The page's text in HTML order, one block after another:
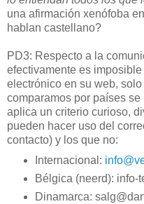
una afirmación xenófoba
hablan castellano?
PD3: Respecto a la
efectivamente es
electrónico en su web,
comparamos por países
aplica un criterio curioso,
pueden hacer uso del
contacto) y los que no:
Internacional:
Bélgica (neerd): info-
Dinamarca: